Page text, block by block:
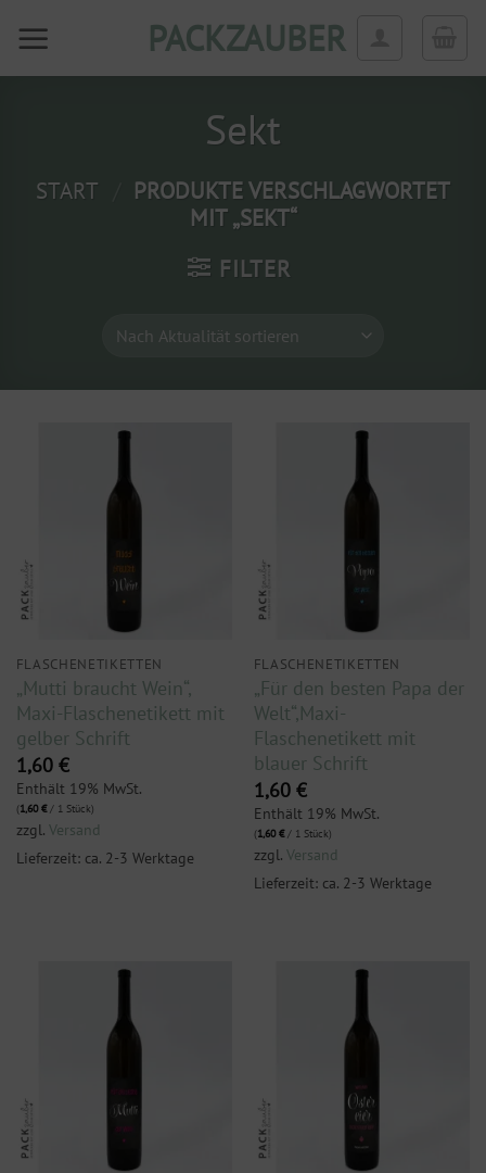
Inhalt
PACKZAUBER
Sekt
START
PRODUKTE VERSCHLAGWORTET
MIT „SEKT“
FILTER
FLASCHENETIKETTEN
„Mutti braucht Wein“,
Maxi-Flaschenetikett mit
gelber Schrift
1,60 €
Enthält 19% MwSt.
(1,60€/ 1 Stück)
zzgl. Versand
Lieferzeit: ca. 2-3 Werktage
FLASCHENETIKETTEN
„Für den besten Papa der
Welt“,Maxi-
Flaschenetikett mit
blauer Schrift
1,60 €
Enthält 19% MwSt.
(1,60€/ 1 Stück)
zzgl. Versand
Lieferzeit: ca. 2-3 Werktage